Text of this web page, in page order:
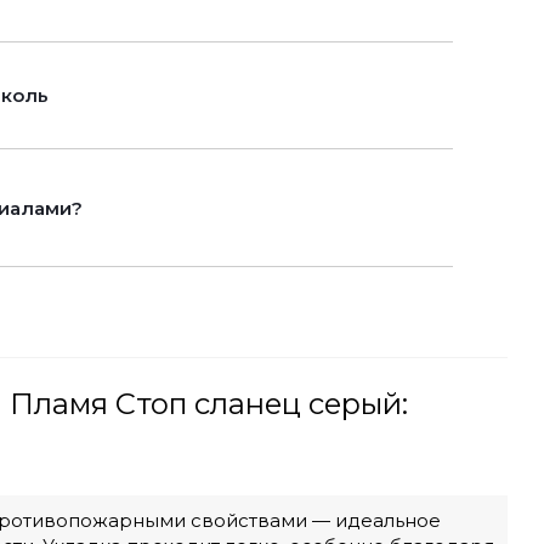
Стоп сланец серый:
свойствами — идеальное